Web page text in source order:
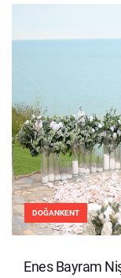
DOĞANKENT
Enes Bayram